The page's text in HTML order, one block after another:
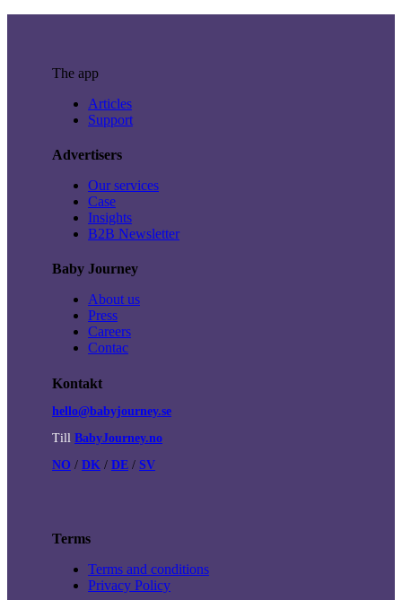
The app
Articles
Support
Advertisers
Our services
Case
Insights
B2B Newsletter
Baby Journey
About us
Press
Careers
Contac
Kontakt
hello@babyjourney.se
Till BabyJourney.no
NO / DK / DE / SV
Terms
Terms and conditions
Privacy Policy